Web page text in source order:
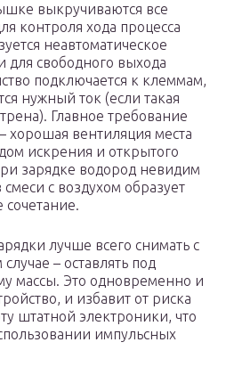
выкручиваются все
контроля хода процесса
неавтоматическое
для свободного выхода
подключается к клеммам,
нужный ток (если такая
Главное требование
хорошая вентиляция места
искрения и открытого
зарядке водород невидим
с воздухом образует
лучше всего снимать с
– оставлять под
массы. Это одновременно и
и избавит от риска
штатной электроники, что
импульсных